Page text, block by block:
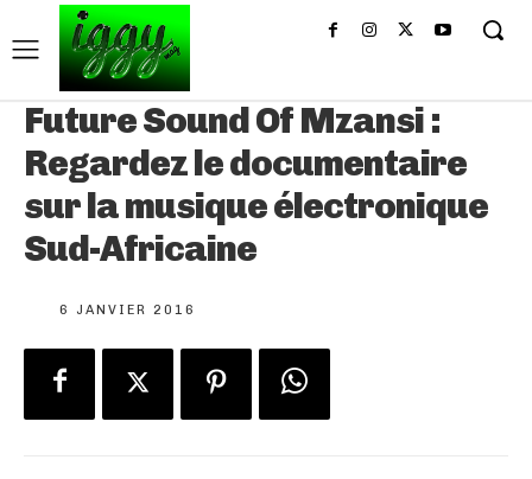
Future Sound Of Mzansi :
Regardez le documentaire
sur la musique électronique
Sud-Africaine
6 JANVIER 2016